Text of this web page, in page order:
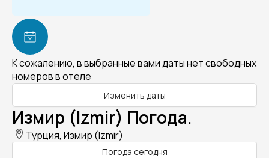
К сожалению, в выбранные вами даты нет свободных
номеров в отеле
Изменить даты
Измир (Izmir) Погода.
Турция, Измир (Izmir)
Погода сегодня